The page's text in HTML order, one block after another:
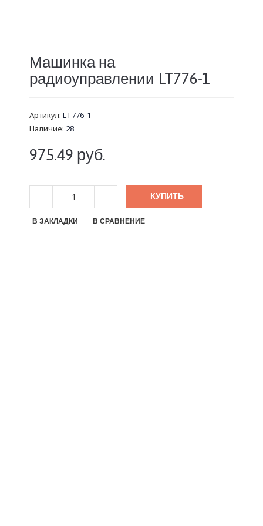
Машинка на
радиоуправлении LT776-1
Артикул: LT776-1
Наличие: 28
975.49 руб.
КУПИТЬ
В ЗАКЛАДКИ В СРАВНЕНИЕ